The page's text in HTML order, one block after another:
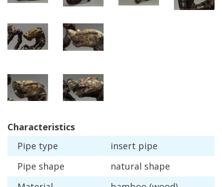
Characteristics
Pipe type insert pipe
Pipe shape natural shape